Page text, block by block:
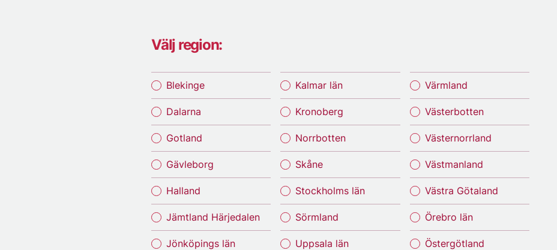
Välj region:
Blekinge
Dalarna
Gotland
Gävleborg
Halland
Jämtland Härjedalen
Jönköpings län
Kalmar län
Kronoberg
Norrbotten
Skåne
Stockholms län
Sörmland
Uppsala län
Värmland
Västerbotten
Västernorrland
Västmanland
Västra Götaland
Örebro län
Östergötland